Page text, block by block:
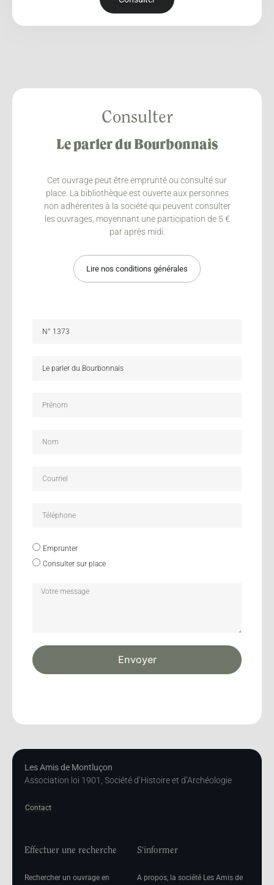
Consulter
Le parler du Bourbonnais
Cet ouvrage peut être emprunté ou consulté sur
place. La bibliothèque est ouverte aux personnes
non adhérentes à la société qui peuvent consulter
les ouvrages, moyennant une participation de 5 €
par après midi.
Lire nos conditions générales
Emprunter
Consulter sur place
Envoyer
Les Amis de Montluçon
Association loi 1901, Société d’Histoire et d’Archéologie
Contact
Effectuer une recherche
Rechercher un ouvrage en
S'informer
A propos, la société Les Amis de